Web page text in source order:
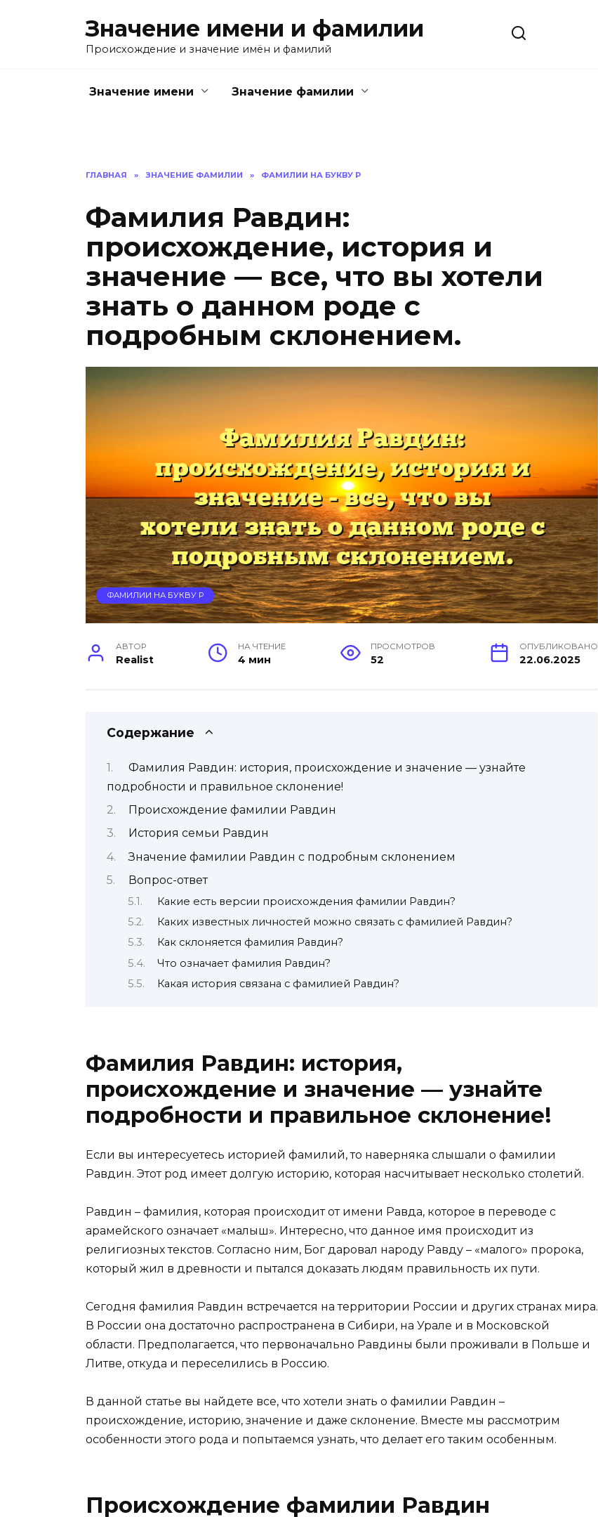
Значение имени и фамилии
Происхождение и значение имён и фамилий
Значение имени Значение фамилии
ГЛАВНАЯ » ЗНАЧЕНИЕ ФАМИЛИИ » ФАМИЛИИ НА БУКВУ Р
Фамилия Равдин:
происхождение, история и
значение — все, что вы хотели
знать о данном роде с
подробным склонением.
ФАМИЛИИ НА БУКВУ Р
АВТОР
Realist
НА ЧТЕНИЕ
4 мин
ПРОСМОТРОВ
52
ОПУБЛИКОВАНО
22.06.2025
Содержание
Фамилия Равдин: история, происхождение и значение — узнайте
подробности и правильное склонение!
Происхождение фамилии Равдин
История семьи Равдин
Значение фамилии Равдин с подробным склонением
Вопрос-ответ
Какие есть версии происхождения фамилии Равдин?
Каких известных личностей можно связать с фамилией Равдин?
Как склоняется фамилия Равдин?
Что означает фамилия Равдин?
Какая история связана с фамилией Равдин?
Фамилия Равдин: история,
происхождение и значение — узнайте
подробности и правильное склонение!
Если вы интересуетесь историей фамилий, то наверняка слышали о фамилии
Равдин. Этот род имеет долгую историю, которая насчитывает несколько столетий.
Равдин – фамилия, которая происходит от имени Равда, которое в переводе с
арамейского означает «малыш». Интересно, что данное имя происходит из
религиозных текстов. Согласно ним, Бог даровал народу Равду – «малого» пророка,
который жил в древности и пытался доказать людям правильность их пути.
Сегодня фамилия Равдин встречается на территории России и других странах мира.
В России она достаточно распространена в Сибири, на Урале и в Московской
области. Предполагается, что первоначально Равдины были проживали в Польше и
Литве, откуда и переселились в Россию.
В данной статье вы найдете все, что хотели знать о фамилии Равдин –
происхождение, историю, значение и даже склонение. Вместе мы рассмотрим
особенности этого рода и попытаемся узнать, что делает его таким особенным.
Происхождение фамилии Равдин